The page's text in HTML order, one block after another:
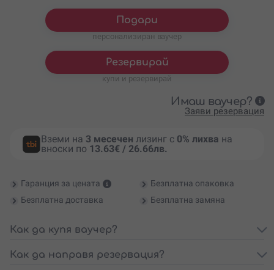
Подари
персонализиран ваучер
Резервирай
купи и резервирай
Имаш ваучер?
Заяви резервация
Вземи на 3 месечен лизинг с 0% лихва на
вноски по 13.63€ / 26.66лв.
Гаранция за цената
Безплатна опаковка
Безплатна доставка
Безплатна замяна
Как да купя ваучер?
Как да направя резервация?